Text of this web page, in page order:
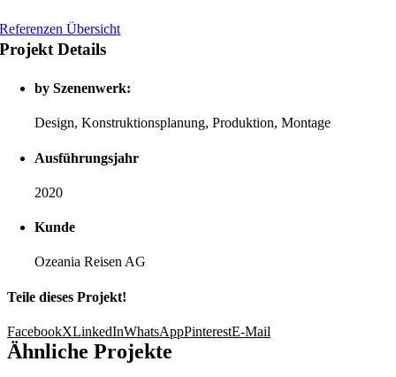
Referenzen Übersicht
Projekt Details
by Szenenwerk:
Design, Konstruktionsplanung, Produktion, Montage
Ausführungsjahr
2020
Kunde
Ozeania Reisen AG
Teile dieses Projekt!
FacebookXLinkedInWhatsAppPinterestE-Mail
Ähnliche Projekte